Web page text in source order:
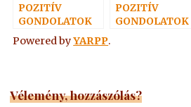
POZITÍV
GONDOLATOK
4.
POZITÍV
GONDOLATOK
Powered byYARPP.
Vélemény, hozzászólás?